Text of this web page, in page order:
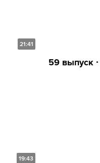
21:41
59 выпуск
19:43